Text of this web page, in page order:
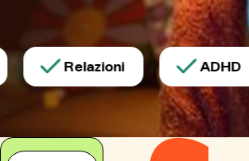
Relazioni ADHD